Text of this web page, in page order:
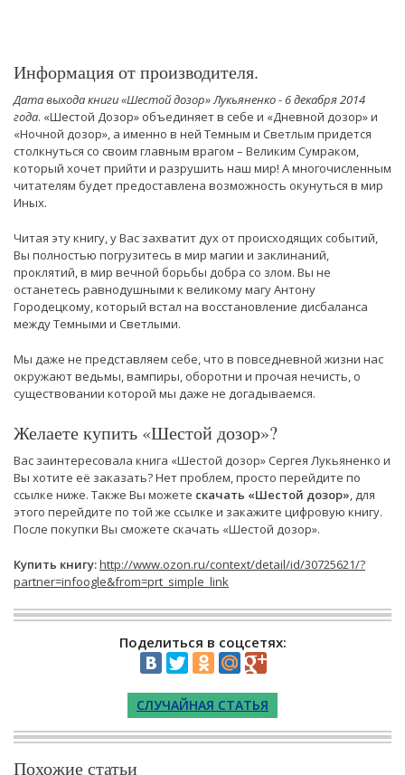
Информация от производителя.
Дата выхода книги «Шестой дозор» Лукьяненко - 6 декабря 2014
года. «Шестой Дозор» объединяет в себе и «Дневной дозор» и
«Ночной дозор», а именно в ней Темным и Светлым придется
столкнуться со своим главным врагом – Великим Сумраком,
который хочет прийти и разрушить наш мир! А многочисленным
читателям будет предоставлена возможность окунуться в мир
Иных.
Читая эту книгу, у Вас захватит дух от происходящих событий,
Вы полностью погрузитесь в мир магии и заклинаний,
проклятий, в мир вечной борьбы добра со злом. Вы не
останетесь равнодушными к великому магу Антону
Городецкому, который встал на восстановление дисбаланса
между Темными и Светлыми.
Мы даже не представляем себе, что в повседневной жизни нас
окружают ведьмы, вампиры, оборотни и прочая нечисть, о
существовании которой мы даже не догадываемся.
Желаете купить «Шестой дозор»?
Вас заинтересовала книга «Шестой дозор» Сергея Лукьяненко и
Вы хотите её заказать? Нет проблем, просто перейдите по
ссылке ниже. Также Вы можете скачать «Шестой дозор», для
этого перейдите по той же ссылке и закажите цифровую книгу.
После покупки Вы сможете скачать «Шестой дозор».
Купить книгу:http://www.ozon.ru/context/detail/id/30725621/?
partner=infoogle&from=prt_simple_link
Поделиться в соцсетях:
СЛУЧАЙНАЯ СТАТЬЯ
Похожие статьи